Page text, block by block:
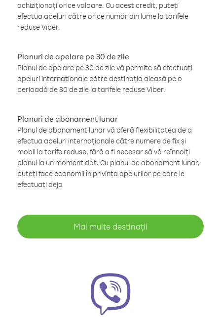
achiziționați orice valoare. Cu acest credit, puteți
efectua apeluri către orice număr din lume la tarifele
reduse Viber.
Planuri de apelare pe 30 de zile
Planul de apelare pe 30 de zile vă permite să efectuați
apeluri internaționale către destinația aleasă pe o
perioadă de 30 de zile la tarifele reduse Viber.
Planuri de abonament lunar
Planul de abonament lunar vă oferă flexibilitatea de a
efectua apeluri internaționale către numere de fix și
mobil la tarife reduse, fără a fi necesar să vă reînnoiți
planul la un moment dat. Cu planul de abonament lunar,
puteți face economii în privința apelurilor pe care le
efectuați deja
Mai multe destinații